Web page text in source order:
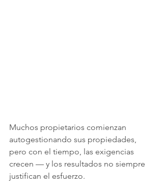
Muchos propietarios comienzan
autogestionando sus propiedades,
pero con el tiempo, las exigencias
crecen — y los resultados no siempre
justifican el esfuerzo.